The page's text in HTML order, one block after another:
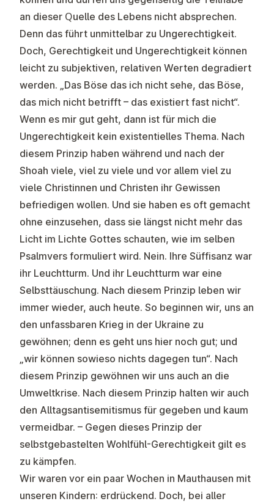
an dieser Quelle des Lebens nicht absprechen.
Denn das führt unmittelbar zu Ungerechtigkeit.
Doch, Gerechtigkeit und Ungerechtigkeit können
leicht zu subjektiven, relativen Werten degradiert
werden. „Das Böse das ich nicht sehe, das Böse,
das mich nicht betrifft – das existiert fast nicht“.
Wenn es mir gut geht, dann ist für mich die
Ungerechtigkeit kein existentielles Thema. Nach
diesem Prinzip haben während und nach der
Shoah viele, viel zu viele und vor allem viel zu
viele Christinnen und Christen ihr Gewissen
befriedigen wollen. Und sie haben es oft gemacht
ohne einzusehen, dass sie längst nicht mehr das
Licht im Lichte Gottes schauten, wie im selben
Psalmvers formuliert wird. Nein. Ihre Süffisanz war
ihr Leuchtturm. Und ihr Leuchtturm war eine
Selbsttäuschung. Nach diesem Prinzip leben wir
immer wieder, auch heute. So beginnen wir, uns an
den unfassbaren Krieg in der Ukraine zu
gewöhnen; denn es geht uns hier noch gut; und
„wir können sowieso nichts dagegen tun“. Nach
diesem Prinzip gewöhnen wir uns auch an die
Umweltkrise. Nach diesem Prinzip halten wir auch
den Alltagsantisemitismus für gegeben und kaum
vermeidbar. – Gegen dieses Prinzip der
selbstgebastelten Wohlfühl-Gerechtigkeit gilt es
zu kämpfen.
Wir waren vor ein paar Wochen in Mauthausen mit
unseren Kindern: erdrückend. Doch, bei aller